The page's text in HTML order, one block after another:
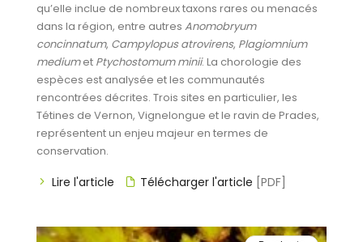
qu’elle inclue de nombreux taxons rares ou menacés
dans la région, entre autres Anomobryum
concinnatum, Campylopus atrovirens, Plagiomnium
mediumet Ptychostomum minii. La chorologie des
espèces est analysée et les communautés
rencontrées décrites. Trois sites en particulier, les
Tétines de Vernon, Vignelongue et le ravin de Prades,
représentent un enjeu majeur en termes de
conservation.
Lire l'article Télécharger l'article [PDF]